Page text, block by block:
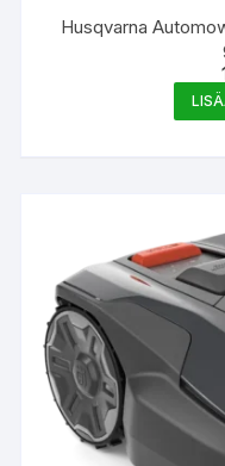
Husqvarna